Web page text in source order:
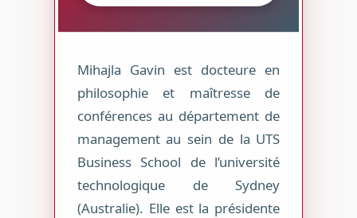
Mihajla Gavin est docteure en
philosophie et maîtresse de
conférences au département de
management au sein de la UTS
Business School de l’université
technologique de Sydney
(Australie). Elle est la présidente